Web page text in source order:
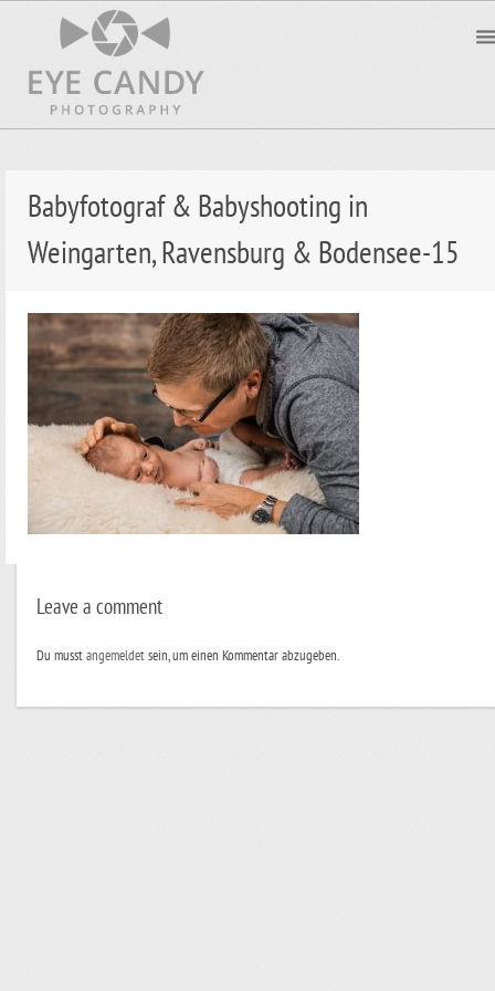
Babyfotograf & Babyshooting in
Weingarten, Ravensburg & Bodensee-15
Leave a comment
Du musstangemeldetsein, um einen Kommentar abzugeben.